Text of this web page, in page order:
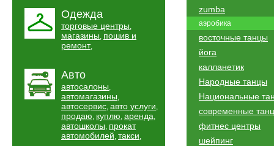
Одежда
торговые центры,
магазины, пошив и
ремонт,
Авто
автосалоны,
автомагазины,
автосервис, авто услуги,
продаю, куплю, аренда,
автошколы, прокат
автомобилей, такси,
zumba
аэробика
восточные танцы
йога
калланетик
Народные танцы
Национальные
современные
фитнес центры
шейпинг